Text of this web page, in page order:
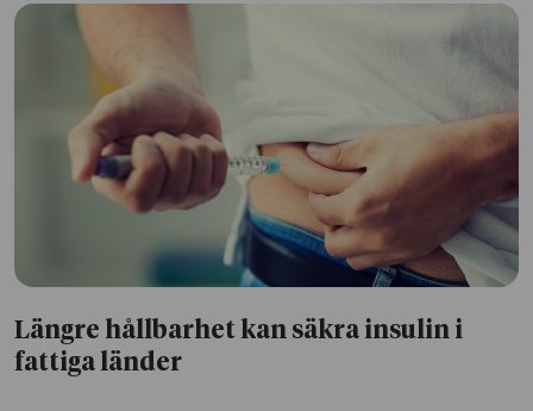
Längre hållbarhet kan säkra insulin i
fattiga länder